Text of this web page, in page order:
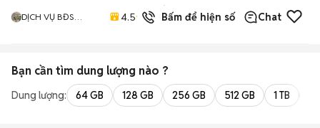
DỊCH VỤ BĐS
4.5
56
đã
bán
Bấm để hiện số Chat
Bạn cần tìm dung lượng nào ?
Dung lượng: 64 GB 128 GB 256 GB 512 GB 1 TB